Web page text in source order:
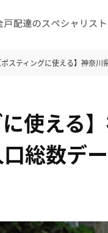
ポスティングに使える】神奈
に使える
総数デ